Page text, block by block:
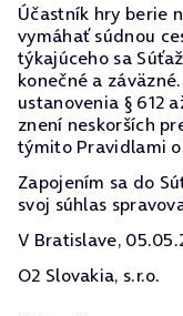
Účastník hry berie
vymáhať súdnou
týkajúceho sa
konečné a
ustanovenia § 612
znení neskorších
týmito Pravidlami
Zapojením sa do
svoj súhlas
V Bratislave,
O2 Slovakia, s.r.o.